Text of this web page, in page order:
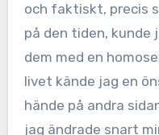
och faktiskt, precis
på den tiden,
dem med en
livet kände jag en
hände på andra
jag ändrade snart